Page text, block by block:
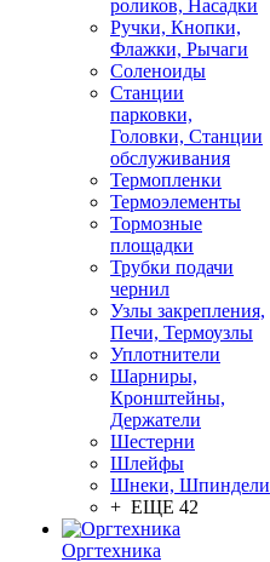
роликов, Насадки
Ручки, Кнопки,
Флажки, Рычаги
Соленоиды
Станции
парковки,
Головки, Станции
обслуживания
Термопленки
Термоэлементы
Тормозные
площадки
Трубки подачи
чернил
Узлы закрепления,
Печи, Термоузлы
Уплотнители
Шарниры,
Кронштейны,
Держатели
Шестерни
Шлейфы
Шнеки, Шпиндели
+ ЕЩЕ 42
Оргтехника